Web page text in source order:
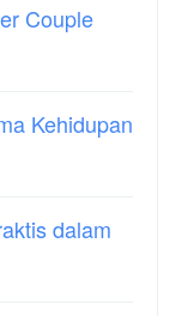
Couple
Kehidupan
dalam